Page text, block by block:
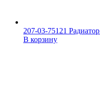
207-03-75121 Радиатор
В корзину